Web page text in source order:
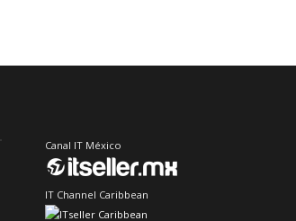
Canal IT México
IT Channel Caribbean